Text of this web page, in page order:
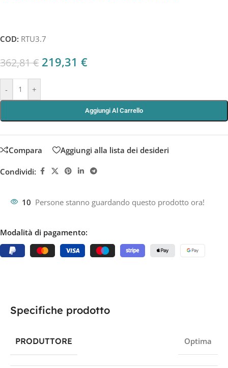
COD: RTU3.7
362,81€ 219,31 €
- +
Aggiungi Al Carrello
Compara Aggiungi alla lista dei desideri
Condividi:
10 Persone stanno guardando questo prodotto ora!
Modalità di pagamento:
Specifiche prodotto
PRODUTTORE Optima